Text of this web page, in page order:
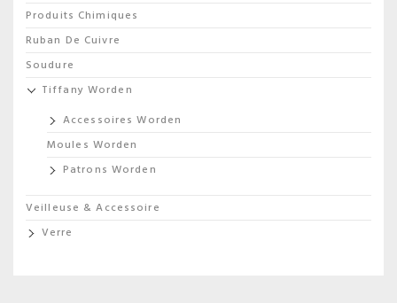
Produits Chimiques
Ruban De Cuivre
Soudure
Tiffany Worden
Accessoires Worden
Moules Worden
Patrons Worden
Veilleuse & Accessoire
Verre